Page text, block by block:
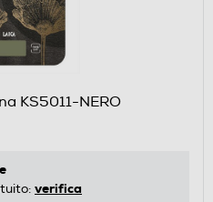
KS5011-NERO
verifica